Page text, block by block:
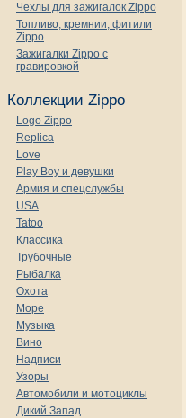
Чехлы для зажигалок Zippo
Топливо, кремнии, фитили
Zippo
Зажигалки Zippo с
гравировкой
Коллекции Zippo
Logo Zippo
Replica
Love
Play Boy и девушки
Армия и спецслужбы
USA
Tatoo
Классика
Трубочные
Рыбалка
Охота
Море
Музыка
Вино
Надписи
Узоры
Автомобили и мотоциклы
Дикий Запад